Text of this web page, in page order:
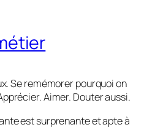
Se remémorer pourquoi on
Aimer. Douter aussi.
est surprenante et apte à